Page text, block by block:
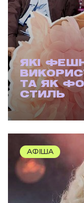
ЯКІ
ТА ЯК
СТИЛЬ
АФІША